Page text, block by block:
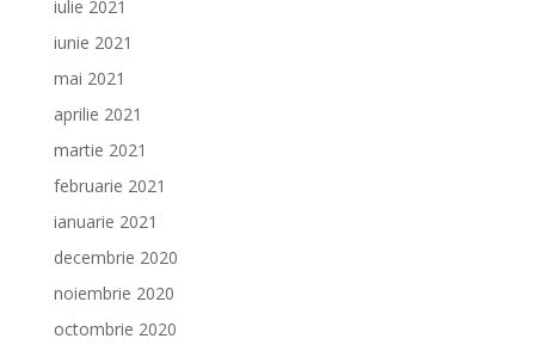
iulie 2021
iunie 2021
mai 2021
aprilie 2021
martie 2021
februarie 2021
ianuarie 2021
decembrie 2020
noiembrie 2020
octombrie 2020